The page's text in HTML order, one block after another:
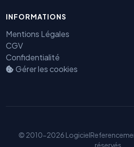
INFORMATIONS
Mentions Légales
CGV
Confidentialité
Gérer les cookies
© 2010-2026
réservés.
GEO